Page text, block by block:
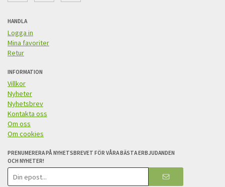
HANDLA
Logga in
Mina favoriter
Retur
INFORMATION
Villkor
Nyheter
Nyhetsbrev
Kontakta oss
Om oss
Om cookies
PRENUMERERA PÅ NYHETSBREVET FÖR VÅRA BÄSTA ERBJUDANDEN
OCH NYHETER!
E-
postadress